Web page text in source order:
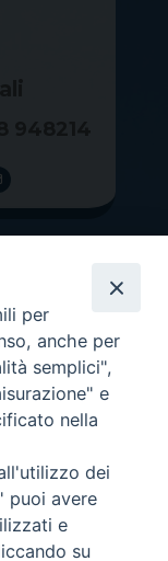
per
anche per
semplici",
e
nella
dei
puoi avere
e
su